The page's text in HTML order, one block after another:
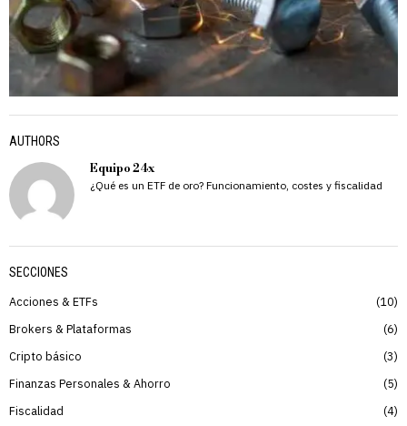
AUTHORS
Equipo 24x
¿Qué es un ETF de oro? Funcionamiento, costes y fiscalidad
SECCIONES
Acciones & ETFs
10
Brokers & Plataformas
6
Cripto básico
3
Finanzas Personales & Ahorro
5
Fiscalidad
4